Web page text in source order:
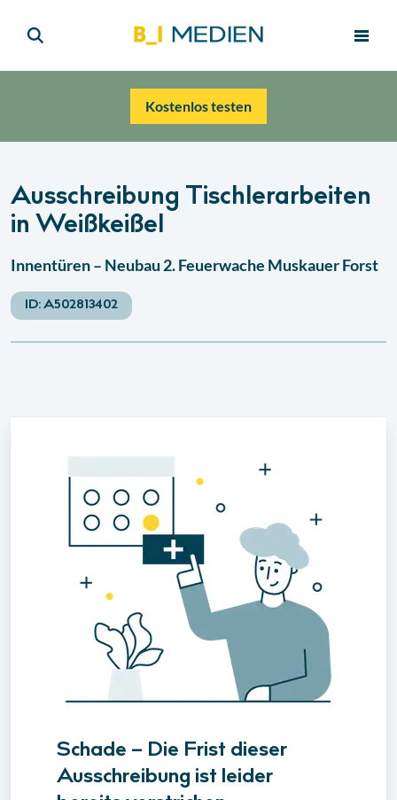
Kostenlos testen
Ausschreibung Tischlerarbeiten
in Weißkeißel
Innentüren – Neubau 2. Feuerwache Muskauer Forst
ID:A502813402
Schade – Die Frist dieser
Ausschreibung ist leider